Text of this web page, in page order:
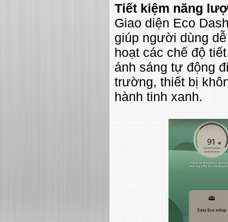
Tiết kiệm năng
Giao diện Eco
giúp người dùng
hoạt các chế độ
ánh sáng tự động
trường, thiết bị
hành tinh xanh.